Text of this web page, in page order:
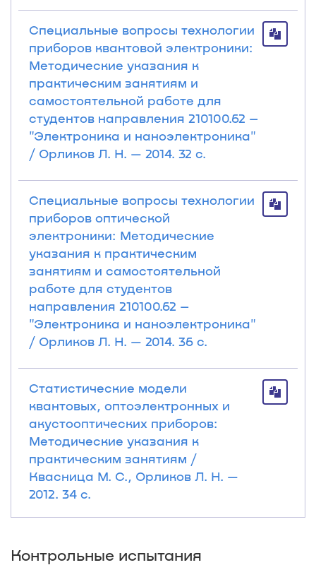
Специальные вопросы технологии
приборов квантовой электроники:
Методические указания к
практическим занятиям и
самостоятельной работе для
студентов направления 210100.62 –
"Электроника и наноэлектроника"
/ Орликов Л. Н. — 2014. 32 с.
Специальные вопросы технологии
приборов оптической
электроники: Методические
указания к практическим
занятиям и самостоятельной
работе для студентов
направления 210100.62 –
"Электроника и наноэлектроника"
/ Орликов Л. Н. — 2014. 36 с.
Статистические модели
квантовых, оптоэлектронных и
акустооптических приборов:
Методические указания к
практическим занятиям /
Квасница М. С., Орликов Л. Н. —
2012. 34 с.
Контрольные испытания